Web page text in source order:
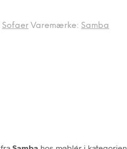
Sofaer Varemærke: Samba